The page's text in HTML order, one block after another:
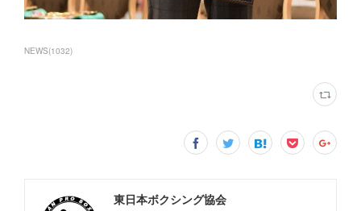
NEWS(1032)
東日本ボクシング協会